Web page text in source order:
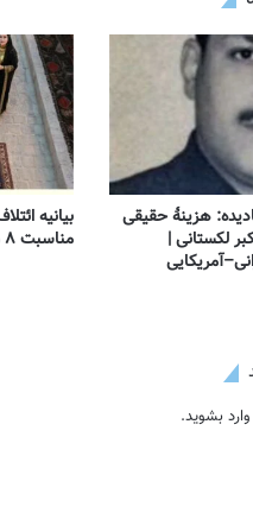
هزینهٔ حقیقی
لکستانی |
بیانیه
مناسبت ۸ مارس – روز جهانی زن
وارد بشوید.